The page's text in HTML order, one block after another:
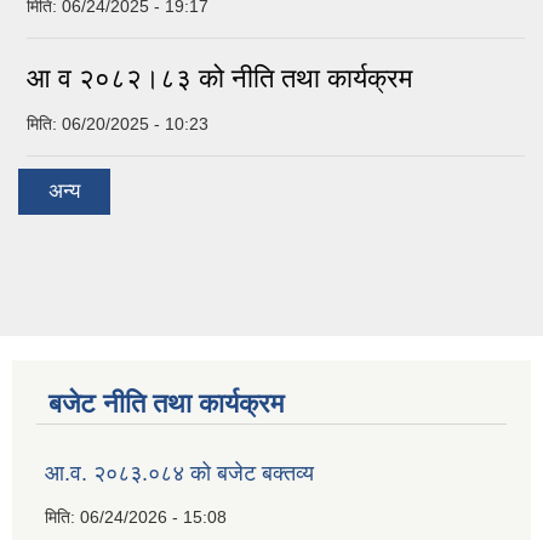
मिति: 06/24/2025 - 19:17
आ व २०८२।८३ को नीति तथा कार्यक्रम
मिति: 06/20/2025 - 10:23
अन्य
बजेट नीति तथा कार्यक्रम
आ.व. २०८३.०८४ को बजेट बक्तव्य
मिति: 06/24/2026 - 15:08